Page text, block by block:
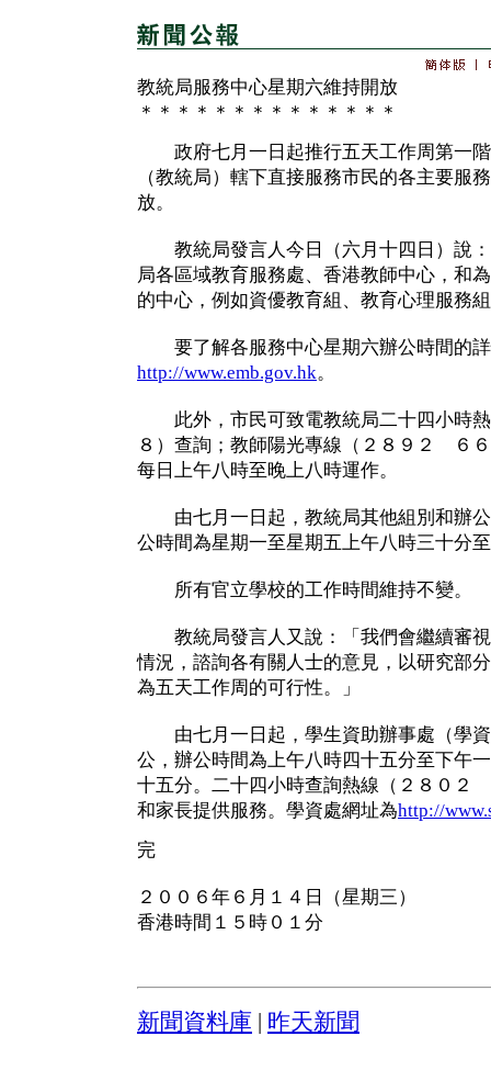
教統局服務中心星期六維持開放
＊＊＊＊＊＊＊＊＊＊＊＊＊＊
政府七月一日起推行五天工作周第一階
（教統局）轄下直接服務市民的各主要服
放。
教統局發言人今日（六月十四日）說：
局各區域教育服務處、香港教師中心，和
的中心，例如資優教育組、教育心理服務
要了解各服務中心星期六辦公時間的詳
http://www.emb.gov.hk。
此外，市民可致電教統局二十四小時
８）查詢；教師陽光專線（２８９２ ６
每日上午八時至晚上八時運作。
由七月一日起，教統局其他組別和辦公
公時間為星期一至星期五上午八時三十分
所有官立學校的工作時間維持不變。
教統局發言人又說：「我們會繼續審視
情況，諮詢各有關人士的意見，以研究部
為五天工作周的可行性。」
由七月一日起，學生資助辦事處（學資
公，辦公時間為上午八時四十五分至下午
十五分。二十四小時查詢熱線（２８０２
和家長提供服務。學資處網址為http://
完
２００６年６月１４日（星期三）
香港時間１５時０１分
新聞資料庫 昨天新聞